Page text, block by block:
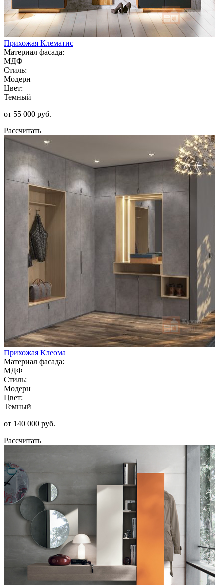
Прихожая Клематис
Материал фасада:
МДФ
Стиль:
Модерн
Цвет:
Темный
от 55 000 руб.
Рассчитать
Прихожая Клеома
Материал фасада:
МДФ
Стиль:
Модерн
Цвет:
Темный
от 140 000 руб.
Рассчитать